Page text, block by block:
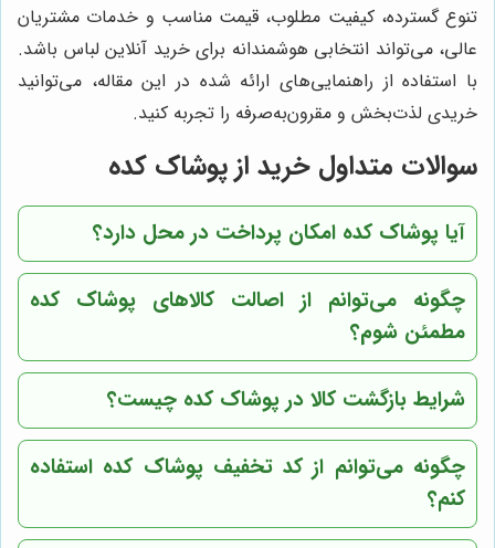
تنوع گسترده، کیفیت مطلوب، قیمت مناسب و خدمات مشتریان
عالی، می‌تواند انتخابی هوشمندانه برای خرید آنلاین لباس باشد.
با استفاده از راهنمایی‌های ارائه شده در این مقاله، می‌توانید
خریدی لذت‌بخش و مقرون‌به‌صرفه را تجربه کنید.
سوالات متداول خرید از پوشاک کده
آیا پوشاک کده امکان پرداخت در محل دارد؟
چگونه می‌توانم از اصالت کالاهای پوشاک کده
مطمئن شوم؟
شرایط بازگشت کالا در پوشاک کده چیست؟
چگونه می‌توانم از کد تخفیف پوشاک کده استفاده
کنم؟